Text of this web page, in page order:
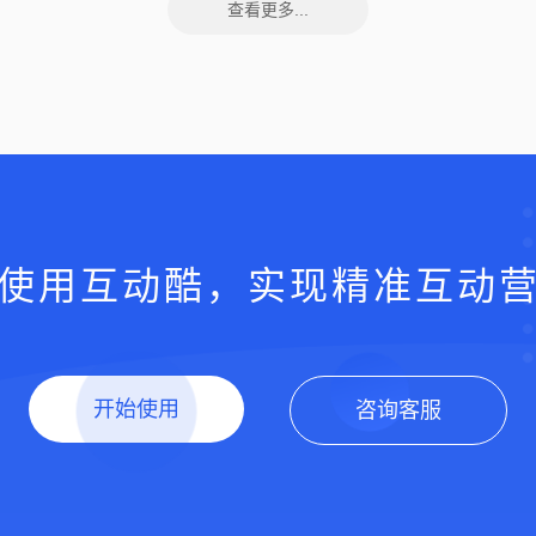
查看更多...
用互动酷，实现精准互动
开始使用 咨询客服